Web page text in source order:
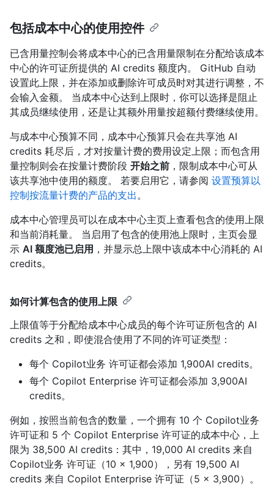
包括成本中心的使用控件
已含用量控制会将成本中心的已含用量限制在分配给该成本
中心的许可证所提供的 AI credits 额度内。 GitHub 自动
设置此上限，并在添加或删除许可成员时对其进行调整，不
会输入金额。 当成本中心达到上限时，你可以选择是阻止
其成员继续使用，还是让其额外用量按超额付费继续使用。
与成本中心预算不同，成本中心预算只会在共享池 AI
credits 耗尽后，才对按量计费的费用设定上限；而包含用
量控制则会在按量计费阶段 开始之前 ，限制成本中心可从
该共享池中使用的额度。 若要启用它，请参阅 设置预算以
控制按流量计费的产品的支出。
成本中心管理员可以在成本中心主页上查看包含的使用上限
和当前消耗量。 当启用了包含的使用池上限时，主页会显
示 AI 额度池已启用 ，并显示总上限中该成本中心消耗的 AI
credits。
如何计算包含的使用上限
上限值等于分配给成本中心成员的每个许可证所包含的 AI
credits 之和，即使混合使用了不同的许可证类型：
每个 Copilot业务 许可证都会添加 1,900AI credits。
每个 Copilot Enterprise 许可证都会添加 3,900AI
credits。
例如，按照当前包含的数量，一个拥有 10 个 Copilot业务
许可证和 5 个 Copilot Enterprise 许可证的成本中心，上
限为 38,500 AI credits：其中，19,000 AI credits 来自
Copilot业务 许可证（10 × 1,900），另有 19,500 AI
credits 来自 Copilot Enterprise 许可证（5 × 3,900）。